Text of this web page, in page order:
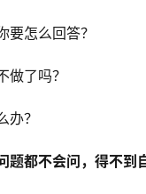
要怎么回答？
做了吗？
办？
都不会问，得不到